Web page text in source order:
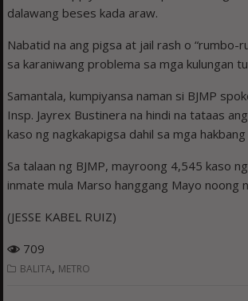
dalawang beses kada araw.
Nabatid na ang pigsa at jail rash o “rumbo-
sa karaniwang problema sa mga kulungan
Samantala, kumpiyansa naman si BJMP
Insp. Jayrex Bustinera na hindi na tataas
kaso ng nagkakapigsa dahil sa mga
Sa talaan ng BJMP, mayroong 4,545 kaso
inmate mula Marso hanggang Mayo noong
(JESSE KABEL RUIZ)
709
BALITA, METRO